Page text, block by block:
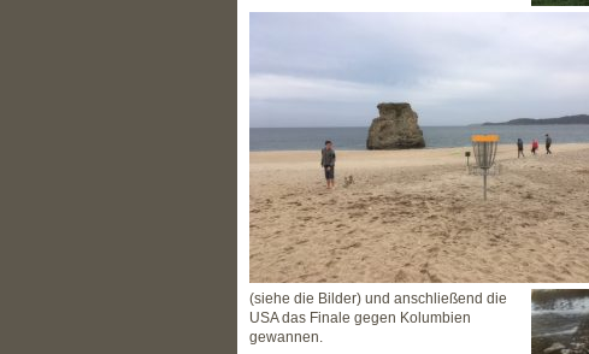
(siehe die Bilder) und anschließend die
USA das Finale gegen Kolumbien
gewannen.